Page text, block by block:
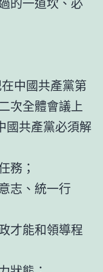
中國共產黨第
次全體會議上
國共產黨必須解
務；
志、統一行
才能和領導程